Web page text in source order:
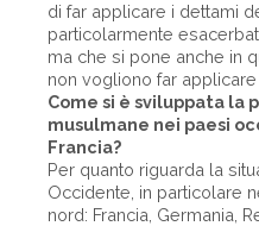
di far applicare i dettami
particolarmente
ma che si pone anche in
non vogliono far applicare
Come si è sviluppata la
musulmane nei paesi
Francia?
Per quanto riguarda la
Occidente, in particolare
nord: Francia, Germania,